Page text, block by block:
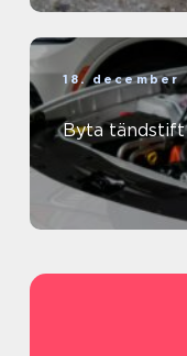
18. december
Byta tändstift